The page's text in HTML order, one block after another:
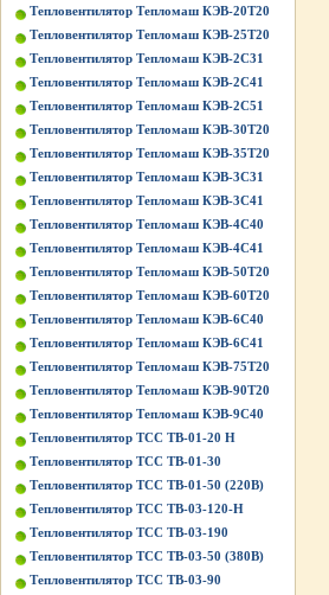
Тепловентилятор Тепломаш КЭВ-20Т20
Тепловентилятор Тепломаш КЭВ-25Т20
Тепловентилятор Тепломаш КЭВ-2С31
Тепловентилятор Тепломаш КЭВ-2С41
Тепловентилятор Тепломаш КЭВ-2С51
Тепловентилятор Тепломаш КЭВ-30Т20
Тепловентилятор Тепломаш КЭВ-35Т20
Тепловентилятор Тепломаш КЭВ-3С31
Тепловентилятор Тепломаш КЭВ-3С41
Тепловентилятор Тепломаш КЭВ-4С40
Тепловентилятор Тепломаш КЭВ-4С41
Тепловентилятор Тепломаш КЭВ-50Т20
Тепловентилятор Тепломаш КЭВ-60Т20
Тепловентилятор Тепломаш КЭВ-6С40
Тепловентилятор Тепломаш КЭВ-6С41
Тепловентилятор Тепломаш КЭВ-75Т20
Тепловентилятор Тепломаш КЭВ-90Т20
Тепловентилятор Тепломаш КЭВ-9С40
Тепловентилятор ТСС ТВ-01-20 Н
Тепловентилятор ТСС ТВ-01-30
Тепловентилятор ТСС ТВ-01-50 (220В)
Тепловентилятор ТСС ТВ-03-120-Н
Тепловентилятор ТСС ТВ-03-190
Тепловентилятор ТСС ТВ-03-50 (380В)
Тепловентилятор ТСС ТВ-03-90